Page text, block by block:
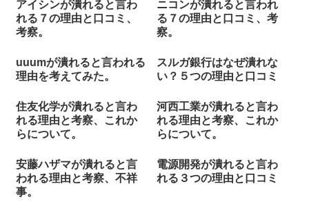
アイシンが潰れると言わ
れる７の理由と口コミ、
考察。
ニコンが潰れると言われ
る７の理由と口コミ、考
察。
uuumが潰れると言われる
理由を考えてみた。
スルガ銀行はなぜ潰れな
い？５つの理由と口コミ
住友化学が潰れると言わ
れる理由と考察、これか
らについて。
河西工業が潰れると言わ
れる理由と考察、これか
らについて。
安藤ハザマが潰れると言
われる理由と考察、不祥
事。
電源開発が潰れると言わ
れる３つの理由と口コミ